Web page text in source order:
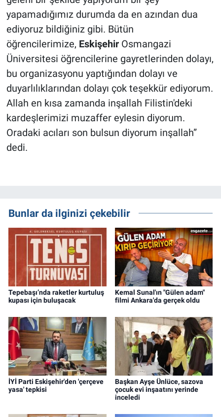
yapamadığımız durumda da en azından dua
ediyoruz bildiğiniz gibi. Bütün
öğrencilerimize, EskişehirOsmangazi
Üniversitesi öğrencilerine gayretlerinden dolayı,
bu organizasyonu yaptığından dolayı ve
duyarlılıklarından dolayı çok teşekkür ediyorum.
Allah en kısa zamanda inşallah Filistin'deki
kardeşlerimizi muzaffer eylesin diyorum.
Oradaki acıları son bulsun diyorum inşallah”
dedi.
Bunlar da ilginizi çekebilir
Tepebaşı’nda raketler kurtuluş
kupası için buluşacak
Kemal Sunal'ın "Gülen adam"
filmi Ankara'da gerçek oldu
İYİ Parti Eskişehir'den 'çerçeve
yasa' tepkisi
Başkan Ayşe Ünlüce, sazova
çocuk evi inşaatını yerinde
inceledi